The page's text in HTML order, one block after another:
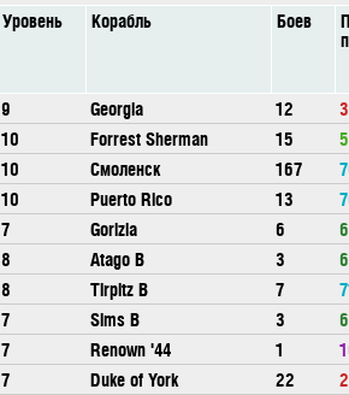
Уровень Корабль Боев
9 Georgia 12
10 Forrest Sherman 15
10 Смоленск 167
10 Puerto Rico 13
7 Gorizia 6
8 Atago B 3
8 Tirpitz B 7
7 Sims B 3
7 Renown '44 1
7 Duke of York 22